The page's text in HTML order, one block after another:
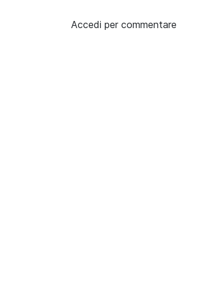
Accedi per commentare